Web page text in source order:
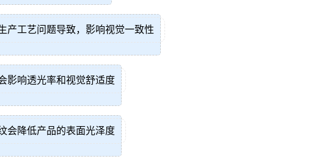
产工艺问题导致，影响视觉一致性
影响透光率和视觉舒适度
会降低产品的表面光泽度